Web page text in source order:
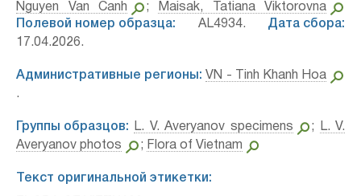
Nguyen Van Canh
;
Maisak, Tatiana Viktorovna
Полевой номер образца: AL4934. Дата сбора:
17.04.2026.
Административные регионы: VN - Tinh Khanh Hoa
.
Группы образцов: L. V. Averyanov specimens ;
L. V.
Averyanov photos
; Flora of Vietnam
Текст оригинальной этикетки: